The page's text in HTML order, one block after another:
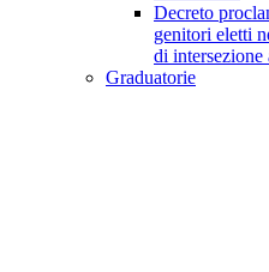
Decreto
genitori eletti
di intersezione
Graduatorie